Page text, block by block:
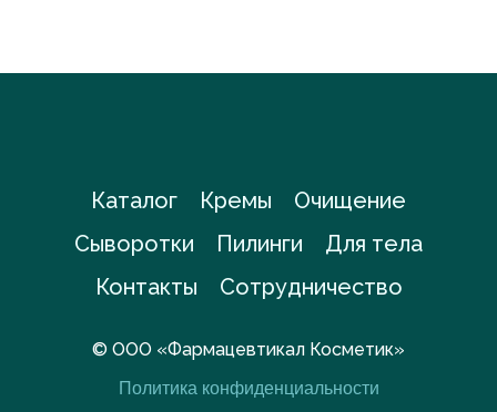
Каталог Кремы
Очищение
Сыворотки
Пилинги
Для тела
Контакты
Сотрудничество
© ООО «Фармацевтикал Косметик»
Политика конфиденциальности